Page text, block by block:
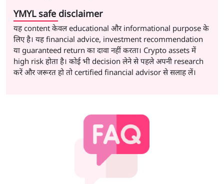
YMYL safe disclaimer
यह content केवल educational और informational purpose के
लिए है। यह financial advice, investment recommendation
या guaranteed return का दावा नहीं करता। Crypto assets में
high risk होता है। कोई भी decision लेने से पहले अपनी research
करें और जरूरत हो तो certified financial advisor से सलाह लें।